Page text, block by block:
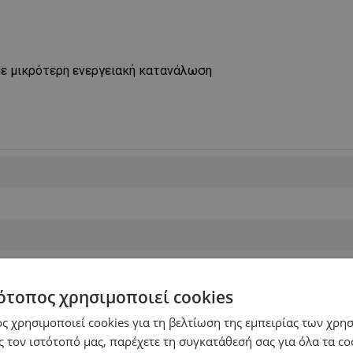
μικρότερη ενεργειακή κατανάλωση
χρησιμοποιεί cookies
χρησιμοποιεί cookies για τη βελτίωση της εμπειρίας των
τον ιστότοπό μας, παρέχετε τη συγκατάθεσή σας για όλα τα